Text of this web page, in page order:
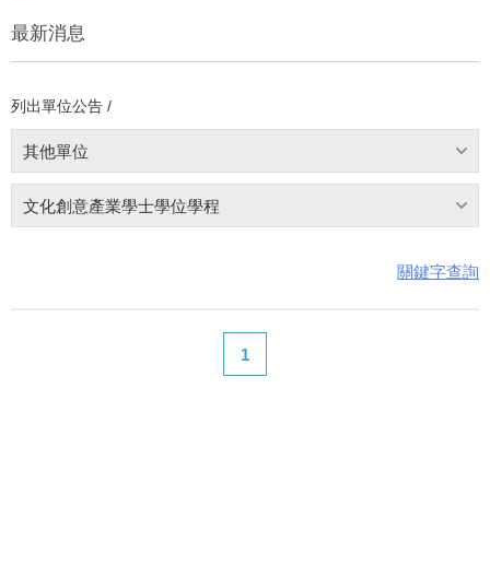
最新消息
列出單位公告 /
其他單位
文化創意產業學士學位學程
關鍵字查詢
1